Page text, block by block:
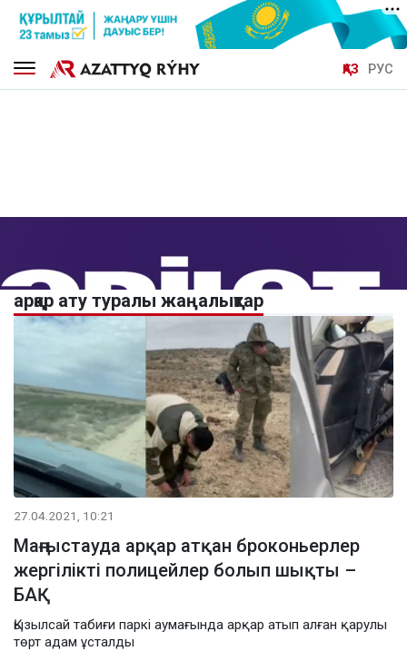
ҚАЗ РУС
арқар ату туралы жаңалықтар
27.04.2021, 10:21
Маңғыстауда арқар атқан броконьерлер
жергілікті полицейлер болып шықты –
БАҚ
Қызылсай табиғи паркі аумағында арқар атып алған қарулы
төрт адам ұсталды